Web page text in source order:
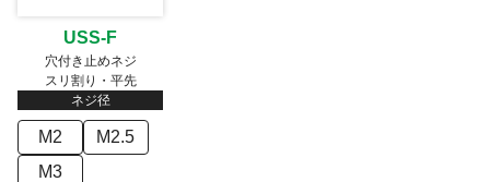
USS-F
穴付き止めネジ
スリ割り・平先
ネジ径
M2
M2.5
M3